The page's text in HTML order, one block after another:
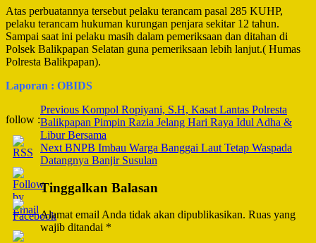
Atas perbuatannya tersebut pelaku terancam pasal 285 KUHP,
pelaku terancam hukuman kurungan penjara sekitar 12 tahun.
Sampai saat ini pelaku masih dalam pemeriksaan dan ditahan di
Polsek Balikpapan Selatan guna pemeriksaan lebih lanjut.( Humas
Polresta Balikpapan).
Laporan : OBIDS
follow :
Post
Navigation
Previous Kompol Ropiyani, S.H, Kasat Lantas Polresta
Balikpapan Pimpin Razia Jelang Hari Raya Idul Adha &
Libur Bersama
Next BNPB Imbau Warga Banggai Laut Tetap Waspada
Datangnya Banjir Susulan
Tinggalkan Balasan
Alamat email Anda tidak akan dipublikasikan. Ruas yang
wajib ditandai *